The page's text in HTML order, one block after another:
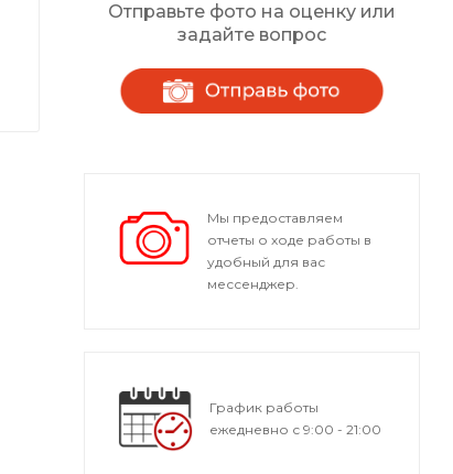
Отправьте фото на оценку или
задайте вопрос
Мы предоставляем
отчеты о ходе работы в
удобный для вас
мессенджер.
График работы
ежедневно с 9:00 - 21:00